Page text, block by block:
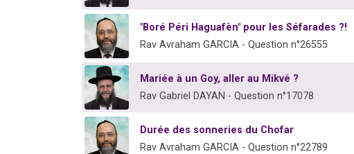
"Boré Péri Haguafèn" pour les Séfarades ?!
Rav Avraham GARCIA - Question n°26555
Mariée à un Goy, aller au Mikvé ?
Rav Gabriel DAYAN - Question n°17078
Durée des sonneries du Chofar
Rav Avraham GARCIA - Question n°22789